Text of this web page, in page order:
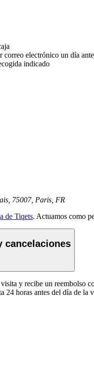
correo electrónico un día
indicado
75007, Paris, FR
de Tiqets. Actuamos como
cancelaciones
y recibe un reembolso
24 horas antes del día de la